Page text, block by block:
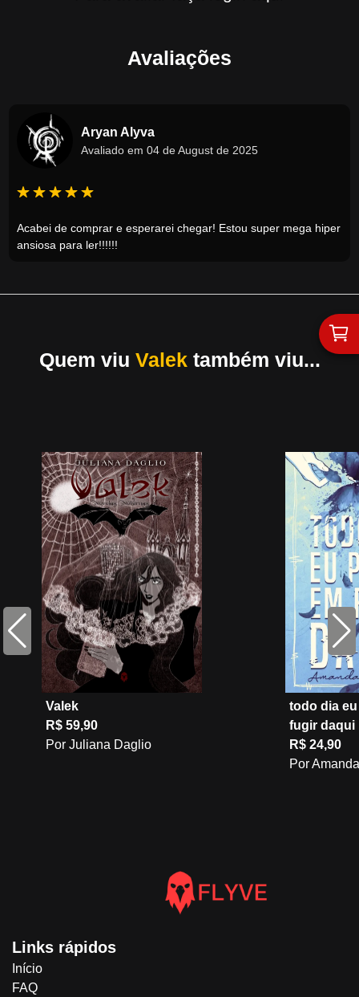
Avaliações
Aryan Alyva
Avaliado em 04 de August de 2025
Acabei de comprar e esperarei chegar! Estou super mega hiper
ansiosa para ler!!!!!!
Quem viu Valektambém viu...
Valek
R$ 59,90
Por Juliana Daglio
todo dia
fugir daqui
R$ 24,90
Por
Links rápidos
Início
FAQ